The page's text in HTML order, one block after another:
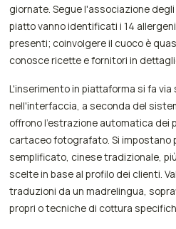
giornate. Segue l'associazione
piatto vanno identificati i 14
presenti; coinvolgere il cuoco è
conosce ricette e fornitori in
L'inserimento in piattaforma si fa
nell'interfaccia, a seconda del
offrono l'estrazione automatica dei
cartaceo fotografato. Si impostano
semplificato, cinese tradizionale,
scelte in base al profilo dei clienti.
traduzioni da un madrelingua,
propri o tecniche di cottura